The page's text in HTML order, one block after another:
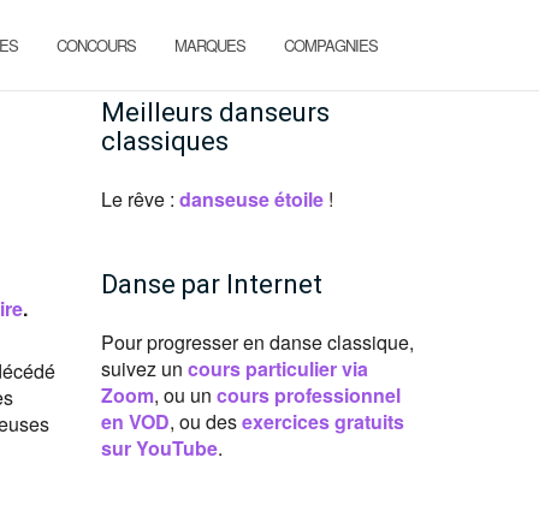
CONCOURS MARQUES COMPAGNIES
.
Meilleurs danseurs
classiques
Le rêve : danseuse étoile!
Danse par Internet
Pour progresser en danse classique,
suivez un cours particulier via
Zoom, ou un cours professionnel
en VOD, ou desexercices gratuits
sur YouTube.